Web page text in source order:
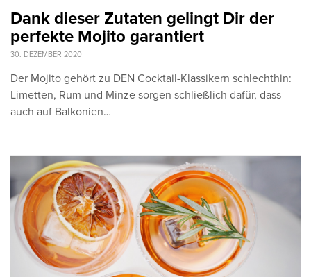
Dank dieser Zutaten gelingt Dir der
perfekte Mojito garantiert
30. DEZEMBER 2020
Der Mojito gehört zu DEN Cocktail-Klassikern schlechthin:
Limetten, Rum und Minze sorgen schließlich dafür, dass
auch auf Balkonien…